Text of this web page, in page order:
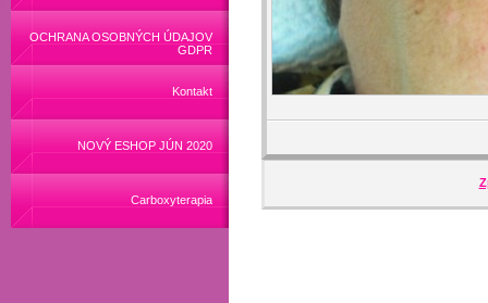
OCHRANA OSOBNÝCH ÚDAJOV
GDPR
Kontakt
NOVÝ ESHOP JÚN 2020
Carboxyterapia